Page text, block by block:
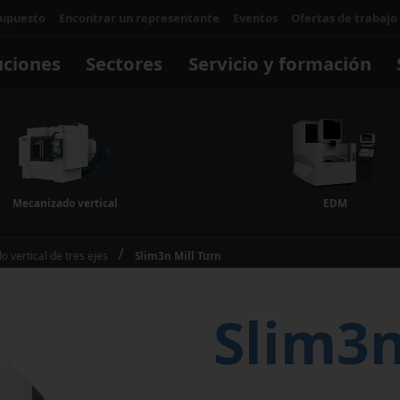
Encontrar un representante Eventos Ofertas de trabajo
y sistemas
Software para control
Software para aplicaciones
Makino digital
Sectores Servicio y formación
Mecanizado vertical EDM
vertical de tres ejes Slim3n Mill Turn